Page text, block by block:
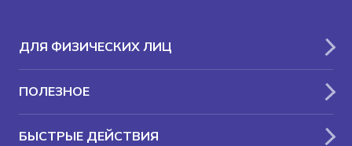
ДЛЯ ФИЗИЧЕСКИХ ЛИЦ
ПОЛЕЗНОЕ
БЫСТРЫЕ ДЕЙСТВИЯ